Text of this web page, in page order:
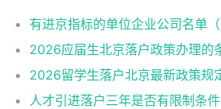
人才引进落户三年是否有限制条件